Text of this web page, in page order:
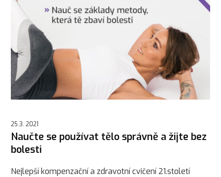
25.3. 2021
Naučte se používat tělo správně a žijte bez
bolesti
Nejlepší kompenzační a zdravotní cvičení 21.století